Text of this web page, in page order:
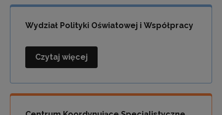
Zasobów
Promocji
Wydział Polityki Oświatowej i Współpracy
Wydział
Oświatowej
i
Czytaj więcej